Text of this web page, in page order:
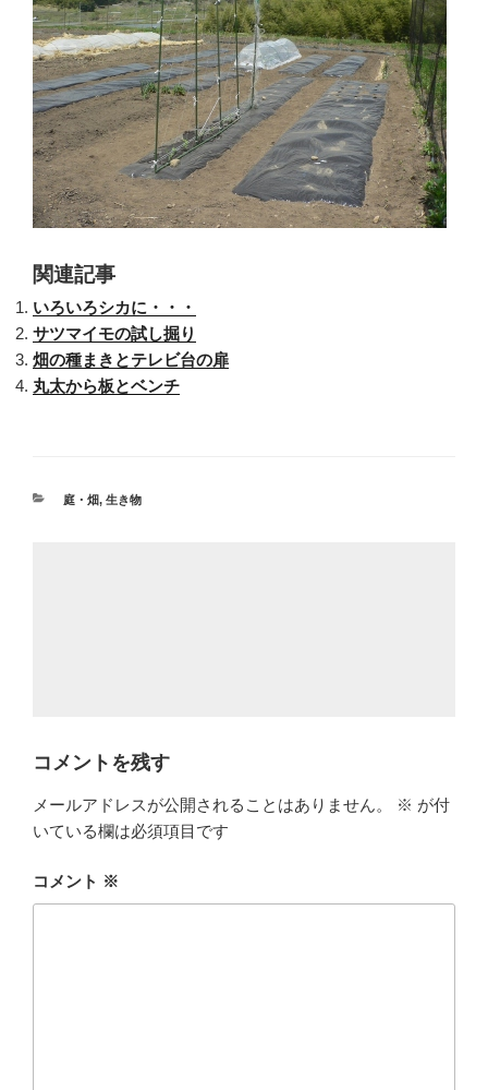
関連記事
いろいろシカに・・・
サツマイモの試し掘り
畑の種まきとテレビ台の扉
丸太から板とベンチ
カ
庭・畑, 生き物
コメントを残す
メールアドレスが公開されることはありません。 ※ が付
いている欄は必須項目です
コメント ※